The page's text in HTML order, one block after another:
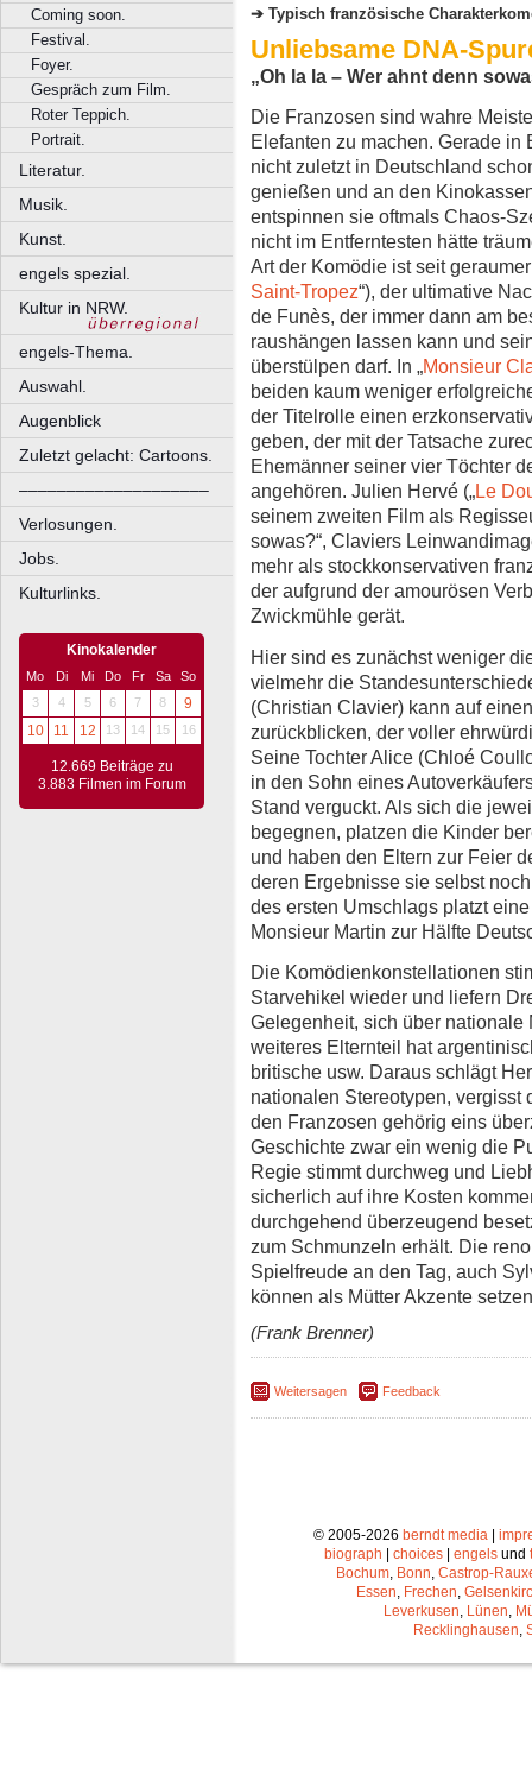
Coming soon.
Festival.
Foyer.
Gespräch zum Film.
Roter Teppich.
Portrait.
Literatur.
Musik.
Kunst.
engels spezial.
Kultur in NRW.
engels-Thema.
Auswahl.
Augenblick
Zuletzt gelacht: Cartoons.
––––––––––––––––––––
Verlosungen.
Jobs.
Kulturlinks.
Kinokalender
Mo Di Mi Do Fr Sa
So
3
4 5 6 7 8
9
10
11 12 13 14 15 16
12.669 Beiträge zu
3.883 Filmen im Forum
Typisch französische
Unliebsame DNA-
„Oh la la – Wer ahnt denn
Die Franzosen sind wahre
Elefanten zu machen. Gerade
nicht zuletzt in Deutschland
genießen und an den
entspinnen sie oftmals Chaos-
nicht im Entferntesten hätte
Art der Komödie ist seit
Saint-Tropez“), der ultimative
de Funès, der immer dann am
raushängen lassen kann und
überstülpen darf. In „Monsieur
beiden kaum weniger
der Titelrolle einen
geben, der mit der Tatsache
Ehemänner seiner vier Töchter
angehören. Julien Hervé („Le
seinem zweiten Film als
sowas?“, Claviers
mehr als stockkonservativen
der aufgrund der amourösen
Zwickmühle gerät.
Hier sind es zunächst weniger
vielmehr die
(Christian Clavier) kann auf
zurückblicken, der voller
Seine Tochter Alice (Chloé
in den Sohn eines
Stand verguckt. Als sich die
begegnen, platzen die Kinder
und haben den Eltern zur Feier
deren Ergebnisse sie selbst
des ersten Umschlags platzt
Monsieur Martin zur Hälfte
Die Komödienkonstellationen
Starvehikel wieder und liefern
Gelegenheit, sich über nationale
weiteres Elternteil hat
britische usw. Daraus schlägt
nationalen Stereotypen, vergisst
den Franzosen gehörig eins
Geschichte zwar ein wenig die
Regie stimmt durchweg und
sicherlich auf ihre Kosten
durchgehend überzeugend
zum Schmunzeln erhält. Die
Spielfreude an den Tag, auch
können als Mütter Akzente
(Frank Brenner)
Weitersagen Feedback
© 2005-2026 berndt media|
biograph
choices engels und
Bochum, Bonn, Castrop-
Essen, Frechen,
Leverkusen, Lünen,
Recklinghausen,